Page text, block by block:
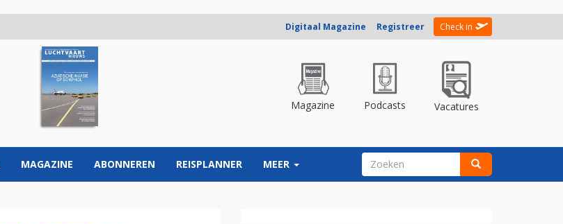
Digitaal Magazine Registreer Check in
Magazine Podcasts Vacatures
MAGAZINE ABONNEREN REISPLANNER MEER ZOEKVELD